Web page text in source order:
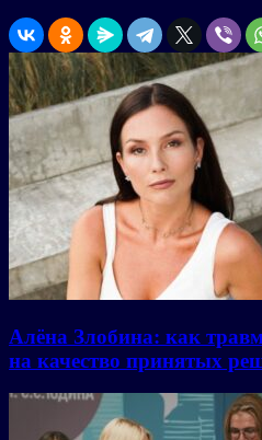
Алёна Злобина: как
на качество принятых